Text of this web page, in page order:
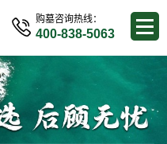
购墓咨询热线：
400-838-5063